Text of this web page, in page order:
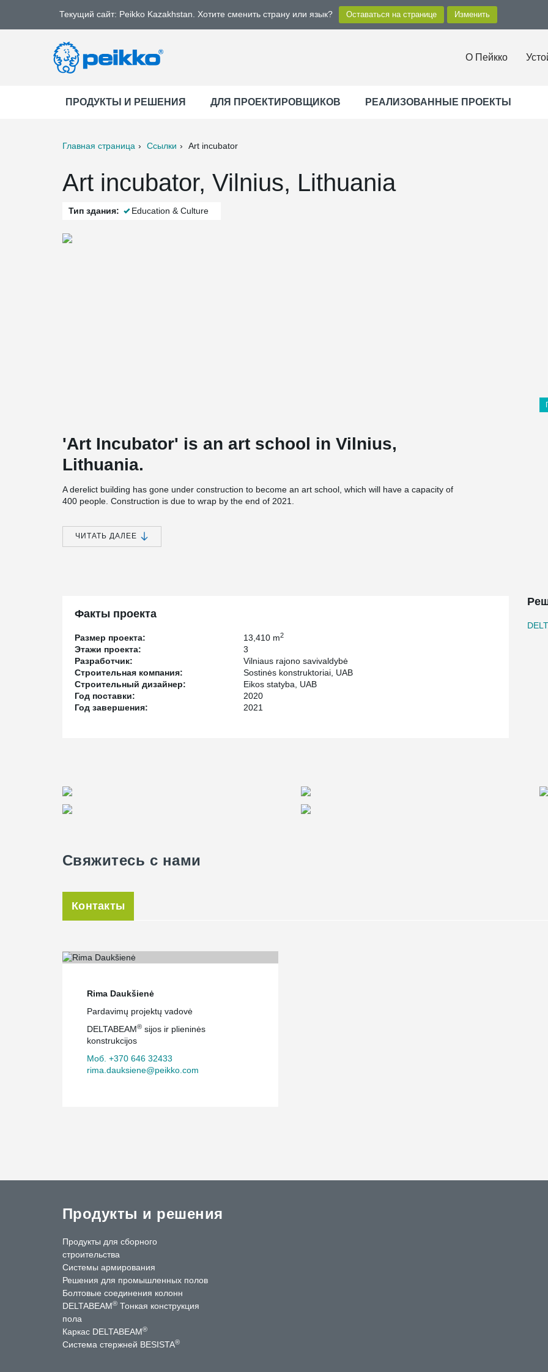
Текущий сайт: Peikko Kazakhstan. Хотите сменить страну или язык?
О Пейкко
ПРОДУКТЫ И РЕШЕНИЯ ДЛЯ ПРОЕКТИРОВЩИКОВ РЕАЛИЗОВАННЫЕ ПРОЕКТЫ
Главная страница Ссылки Art incubator
Art incubator, Vilnius, Lithuania
Тип здания: Education & Culture
'Art Incubator' is an art school in Vilnius,
Lithuania.
A derelict building has gone under construction to become an art school, which will have a capacity of
400 people. Construction is due to wrap by the end of 2021.
®
Composite Beams were used for this project which was an effective solution.
According to Julius Zareckas, the head of the company Capital Constructor - "Using beams in this
ЧИТАТЬ ДАЛЕЕ
Факты проекта
Размер проекта: 13,410 m2
Этажи проекта:
3
Разработчик:
Vilniaus rajono savivaldybė
Строительная компания:
Sostinės konstruktoriai, UAB
Строительный дизайнер:
Eikos statyba, UAB
Год поставки:
2020
Год завершения:
2021
Свяжитесь с нами
Контакты
Rima Daukšienė
Pardavimų projektų vadovė
DELTABEAM® sijos ir plieninės
konstrukcijos
Моб. +370 646 32433
rima.dauksiene@peikko.com
Продукты и решения
Продукты для сборного
строительства
Системы армирования
Решения для промышленных полов
Болтовые соединения колонн
DELTABEAM® Тонкая конструкция
пола
Каркас DELTABEAM®
Система стержней BESISTA®